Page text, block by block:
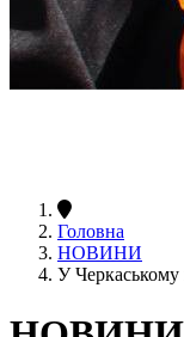
Головна
НОВИНИ
У Черкаському